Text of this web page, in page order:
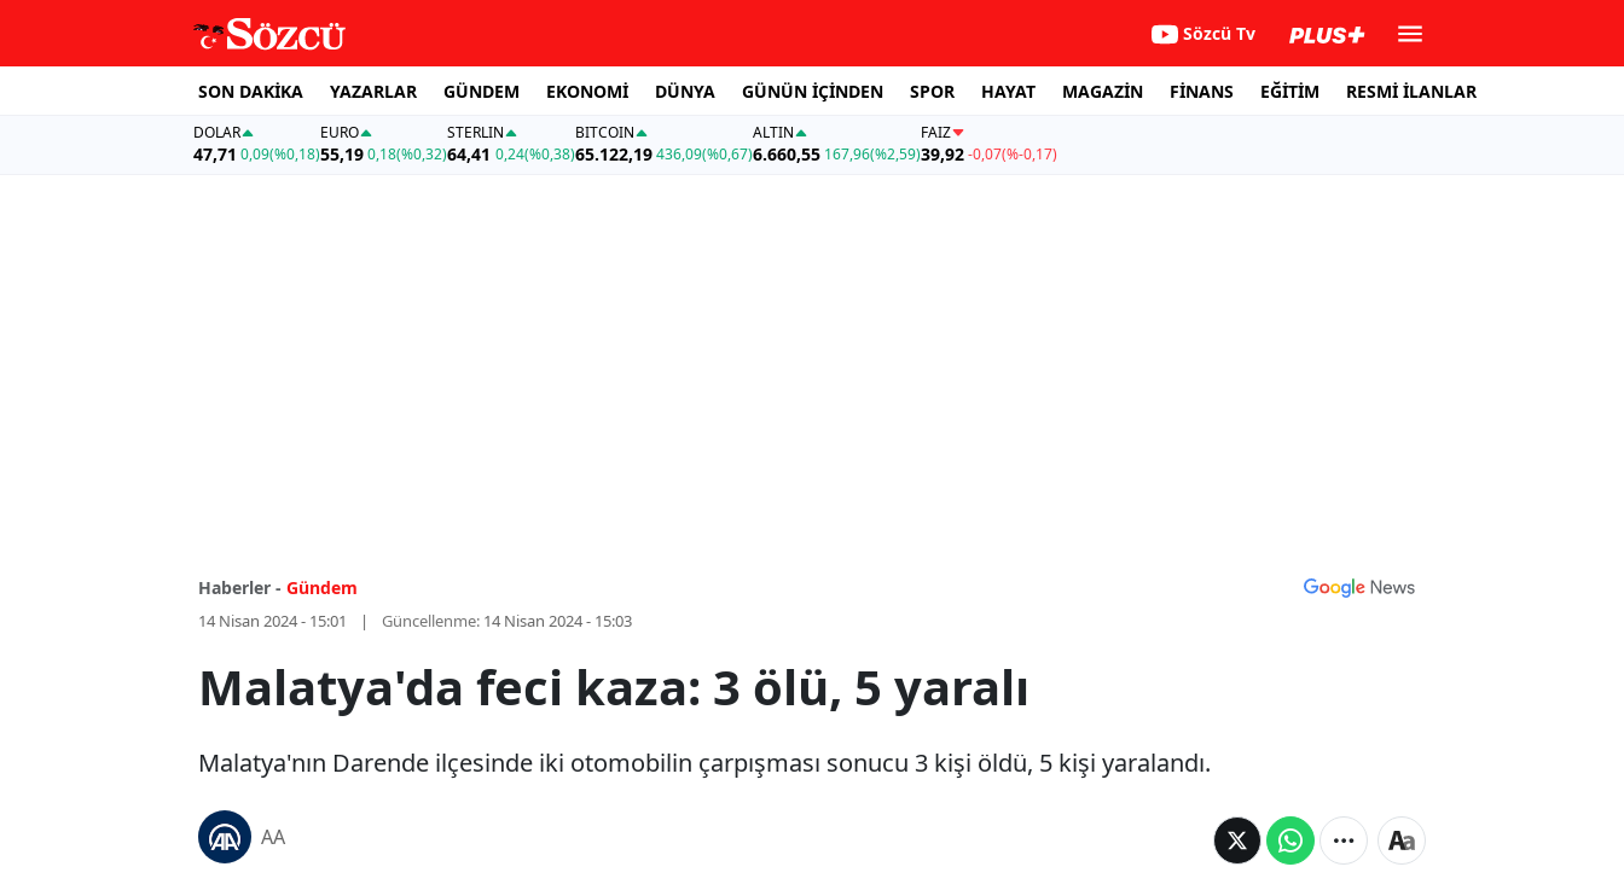
Sözcü Tv
SON DAKİKA YAZARLAR GÜNDEM EKONOMİ DÜNYA GÜNÜN İÇİNDEN SPOR HAYAT MAGAZİN FİNANS EĞİTİM RESMİ İLANLAR
DOLAR
47,71 0,09(%0,18)
EURO
55,19 0,18(%0,32)
STERLIN
64,41 0,24(%0,38)
BITCOIN
65.122,19436,09(%0,67)
ALTIN
6.660,55 167,96(%2,59)
FAİZ
39,92-0,07(%-0,17)
Haberler - Gündem
14 Nisan 2024 - 15:01 Güncellenme: 14 Nisan 2024 - 15:03
Malatya'da feci kaza: 3 ölü, 5 yaralı
Malatya'nın Darende ilçesinde iki otomobilin çarpışması sonucu 3 kişi öldü, 5 kişi yaralandı.
AA